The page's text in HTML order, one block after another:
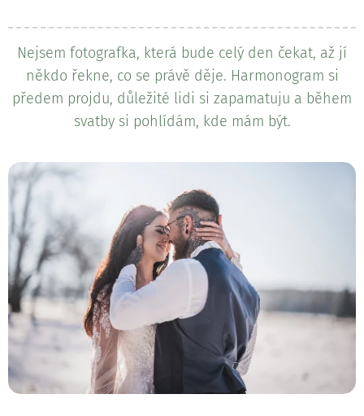
Nejsem fotografka, která bude celý den čekat, až jí
někdo řekne, co se právě děje. Harmonogram si
předem projdu, důležité lidi si zapamatuju a během
svatby si pohlídám, kde mám být.